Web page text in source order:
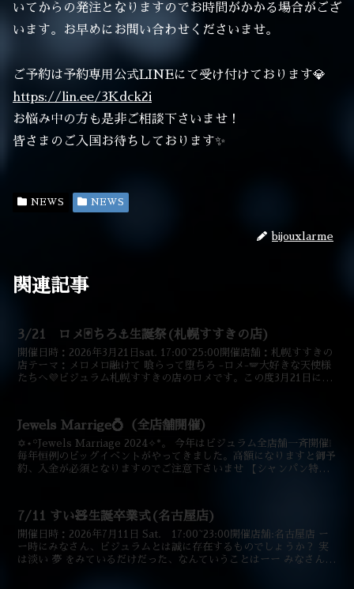
いてからの発注となりますのでお時間がかかる場合がござ
います。お早めにお問い合わせくださいませ。
ご予約は予約専用公式LINEにて受け付けております💎
https://lin.ee/3Kdck2i
お悩み中の方も是非ご相談下さいませ！
皆さまのご入国お待ちしております✨
NEWS NEWS
bijouxlarme
関連記事
3/21 ロメ🃏ちろ⚓生誕祭(札幌すすきの店)
開催日時：2026年3月21日sat. 17:00~25:00開催店舗：札幌すすきの
店テーマ：メロメロ融けて 喰らって堕ちろ -ロメ-🪽大好きな天使様
たちへ💜ビジュラム札幌すすきの店のロメです。この度3月21日にち
Jewels Marrige💍（全店舗開催）
✡︎⋆꙳Jewels Marriage 2024✧︎*。 今年はビジュラム全店舗一斉開催❕
毎年恒例のビッグイベントがやってきました。高額になりますと御予
約、入金が必須となりますのでご注意下さいませ 【シャンパン特
7/11 すい🧸生誕卒業式(名古屋店)
開催日時：2026年7月11日 Sat. 17:00~23:00開催店舗:名古屋店 ー
ー時にみなさん、ビジュラムとは誠に存在するものでしょうか？ 実
は淡い 夢 をみているだけだった、なんていうことはーー みなさんこ